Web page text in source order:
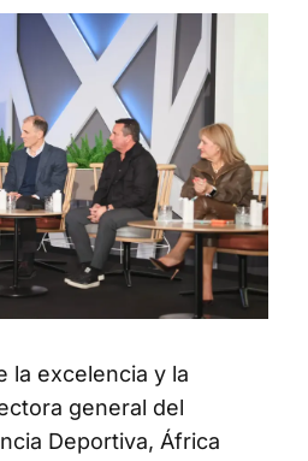
la excelencia y la
general del
Deportiva, África